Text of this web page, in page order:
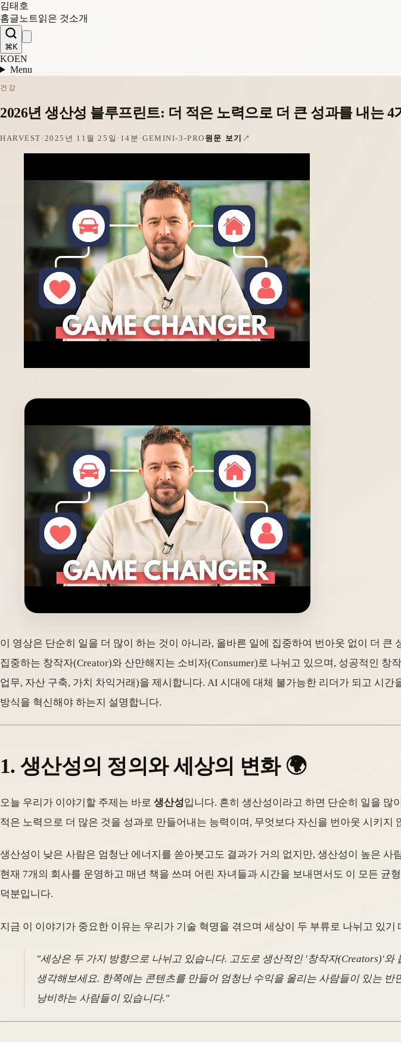
김태호
홈글 노트읽은 것소개
⌘K
KOEN
Menu
건강
2026년 생산성 블루프린트: 더 적은 노력으로 더 큰 성과를 내는 4
HARVEST · 2025년 11월 25일 · 14분 · GEMINI-3-PRO 원문 보기
이 영상은 단순히 일을 더 많이 하는 것이 아니라, 올바른 일에 집중하여 번아웃 없이 더
집중하는 창작자(Creator)와 산만해지는 소비자(Consumer)로 나뉘고 있으며, 성공적인
업무, 자산 구축, 가치 차익거래)을 제시합니다. AI 시대에 대체 불가능한 리더가 되고 시
방식을 혁신해야 하는지 설명합니다.
1. 생산성의 정의와 세상의 변화 🌍
오늘 우리가 이야기할 주제는 바로 생산성입니다. 흔히 생산성이라고 하면 단순히 일을 많
적은 노력으로 더 많은 것을 성과로 만들어내는 능력이며, 무엇보다 자신을 번아웃 시키지
생산성이 낮은 사람은 엄청난 에너지를 쏟아붓고도 결과가 거의 없지만, 생산성이 높은
현재 7개의 회사를 운영하고 매년 책을 쓰며 어린 자녀들과 시간을 보내면서도 이 모든 균
덕분입니다.
지금 이 이야기가 중요한 이유는 우리가 기술 혁명을 겪으며 세상이 두 부류로 나뉘고 있기
"세상은 두 가지 방향으로 나뉘고 있습니다. 고도로 생산적인 '창작자(Creators)'와
생각해보세요. 한쪽에는 콘텐츠를 만들어 엄청난 수익을 올리는 사람들이 있는
낭비하는 사람들이 있습니다."